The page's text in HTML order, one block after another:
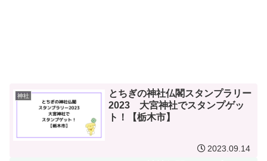
神社
とちぎの神社仏閣スタンプラリー
2023 大宮神社でスタンプゲッ
ト！【栃木市】
2023.09.14